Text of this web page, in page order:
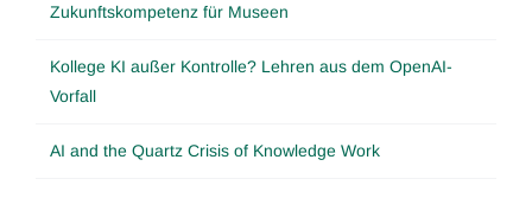
Zukunftskompetenz für Museen
Kollege KI außer Kontrolle? Lehren aus dem OpenAI-
Vorfall
AI and the Quartz Crisis of Knowledge Work